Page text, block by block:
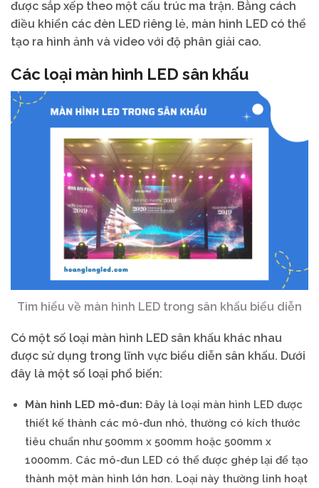
được sắp xếp theo một cấu trúc ma trận. Bằng cách
điều khiển các đèn LED riêng lẻ, màn hình LED có thể
tạo ra hình ảnh và video với độ phân giải cao.
Các loại màn hình LED sân khấu
Tìm hiểu về màn hình LED trong sân khấu biểu diễn
Có một số loại màn hình LED sân khấu khác nhau
được sử dụng trong lĩnh vực biểu diễn sân khấu. Dưới
đây là một số loại phổ biến:
Màn hình LED mô-đun: Đây là loại màn hình LED được
thiết kế thành các mô-đun nhỏ, thường có kích thước
tiêu chuẩn như 500mm x 500mm hoặc 500mm x
1000mm. Các mô-đun LED có thể được ghép lại để tạo
thành một màn hình lớn hơn. Loại này thường linh hoạt